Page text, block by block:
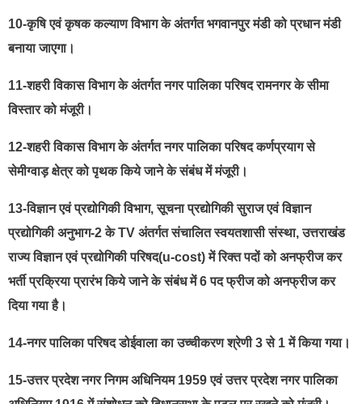
10-कृषि एवं कृषक कल्याण विभाग के अंतर्गत भगवानपुर मंडी को प्रधान मंडी
बनाया जाएगा।
11-शहरी विकास विभाग के अंतर्गत नगर पालिका परिषद रामनगर के सीमा
विस्तार को मंजूरी।
12-शहरी विकास विभाग के अंतर्गत नगर पालिका परिषद कर्णप्रयाग से
सेमीग्वाड़ क्षेत्र को पृथक किये जाने के संबंध में मंजूरी।
13-विज्ञान एवं प्रद्योगिकी विभाग, सूचना प्रद्योगिकी सुराज एवं विज्ञान
प्रद्योगिकी अनुभाग-2 के TV अंतर्गत संचालित स्वयतशासी संस्था, उत्तराखंड
राज्य विज्ञान एवं प्रद्योगिकी परिषद(u-cost) में रिक्त पदों को अनफ्रीज कर
भर्ती प्रक्रिया प्रारंभ किये जाने के संबंध में 6 पद फ्रीज को अनफ्रीज कर
दिया गया है।
14-नगर पालिका परिषद डोईवाला का उच्चीकरण श्रेणी 3 से 1 में किया गया।
15-उत्तर प्रदेश नगर निगम अधिनियम 1959 एवं उत्तर प्रदेश नगर पालिका